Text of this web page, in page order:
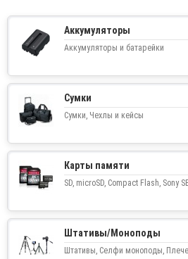
Аккумуляторы
Аккумуляторы и батарейки
Сумки
Сумки, Чехлы и кейсы
Карты памяти
SD, microSD, Compact Flash, Sony
Штативы/Моноподы
Штативы, Селфи моноподы,